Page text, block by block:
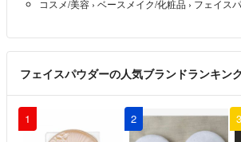
コスメ/美容 › ベースメイク/化粧品 › フェイス
フェイスパウダーの人気ブランドランキン
1 2 3